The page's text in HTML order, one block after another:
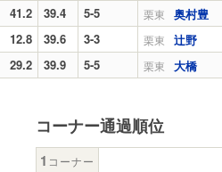
41.2 39.4 5-5 栗東 奥村豊
12.8 39.6 3-3 栗東 辻野
29.2 39.9 5-5 栗東 大橋
コーナー通過順位
1 コーナー